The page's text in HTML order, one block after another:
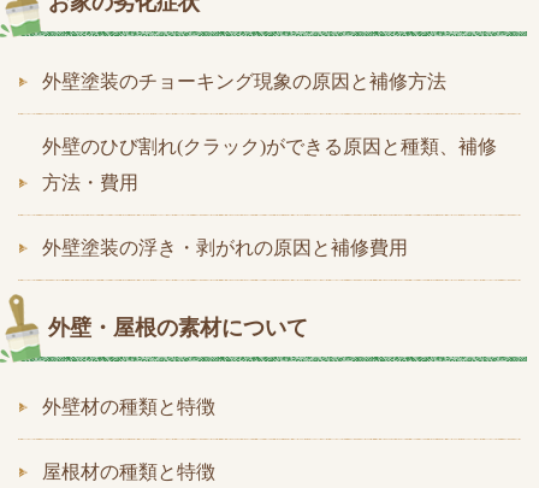
外壁塗装のチョーキング現象の原因と補修方法
外壁のひび割れ(クラック)ができる原因と種類、補修
方法・費用
外壁塗装の浮き・剥がれの原因と補修費用
外壁・屋根の素材について
外壁材の種類と特徴
屋根材の種類と特徴